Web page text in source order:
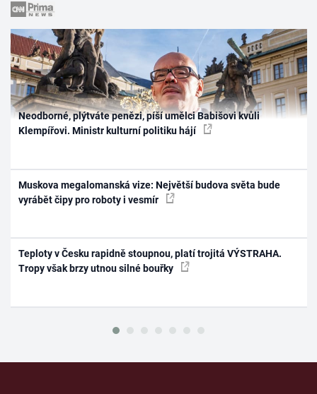
Neodborné, plýtváte penězi, píší umělci Babišovi kvůli
Klempířovi. Ministr kulturní politiku hájí
Muskova megalomanská vize: Největší budova světa bude
vyrábět čipy pro roboty i vesmír
Teploty v Česku rapidně stoupnou, platí trojitá VÝSTRAHA.
Tropy však brzy utnou silné bouřky